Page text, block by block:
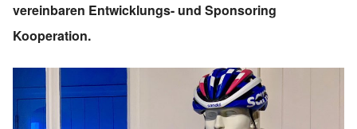
vereinbaren Entwicklungs- und Sponsoring
Kooperation.